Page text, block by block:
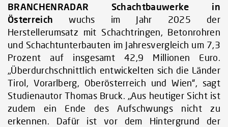
BRANCHENRADAR Schachtbauwerke in
Österreich wuchs im Jahr 2025 der
Herstellerumsatz mit Schachtringen, Betonrohren
und Schachtunterbauten im Jahresvergleich um 7,3
Prozent auf insgesamt 42,9 Millionen Euro.
„Überdurchschnittlich entwickelten sich die Länder
Tirol, Vorarlberg, Oberösterreich und Wien“, sagt
Studienautor Thomas Bruck. „Aus heutiger Sicht ist
zudem ein Ende des Aufschwungs nicht zu
erkennen. Dafür ist vor dem Hintergrund der